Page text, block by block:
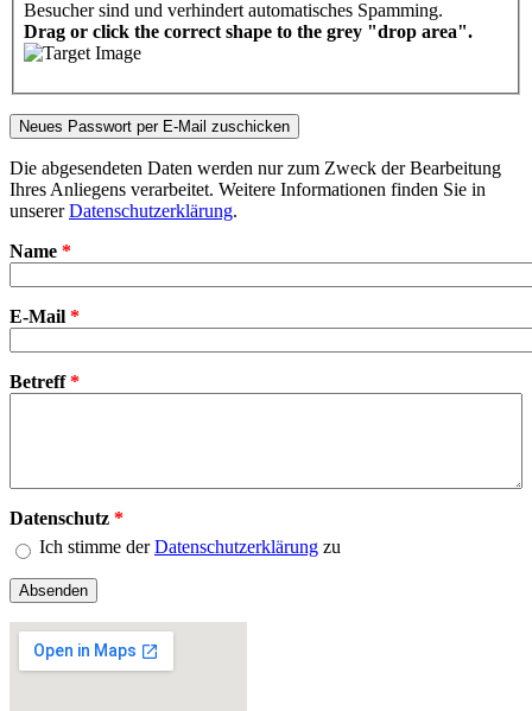
Besucher sind und verhindert automatisches Spamming.
Drag or click the correct shape to the grey "drop area".
Die abgesendeten Daten werden nur zum Zweck der Bearbeitung
Ihres Anliegens verarbeitet. Weitere Informationen finden Sie in
unsererDatenschutzerklärung.
Name *
E-Mail *
Betreff*
Datenschutz *
Ich stimme derDatenschutzerklärung zu